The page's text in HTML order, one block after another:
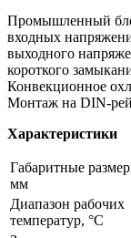
Промышленный
входных
выходного
короткого
Конвекционное
Монтаж на DIN-
Характеристики
Габаритные
мм
Диапазон рабочих
температур, °С